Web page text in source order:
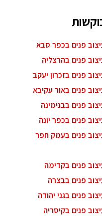
פנים בכפר סבא
פנים בהרצליה
פנים בזכרון יעקב
פנים באור עקיבא
פנים בבנימינה
פנים בכפר יונה
פנים בעמק חפר
פנים בקדימה
פנים בבצרה
פנים בגני יהודה
פנים בקיסריה